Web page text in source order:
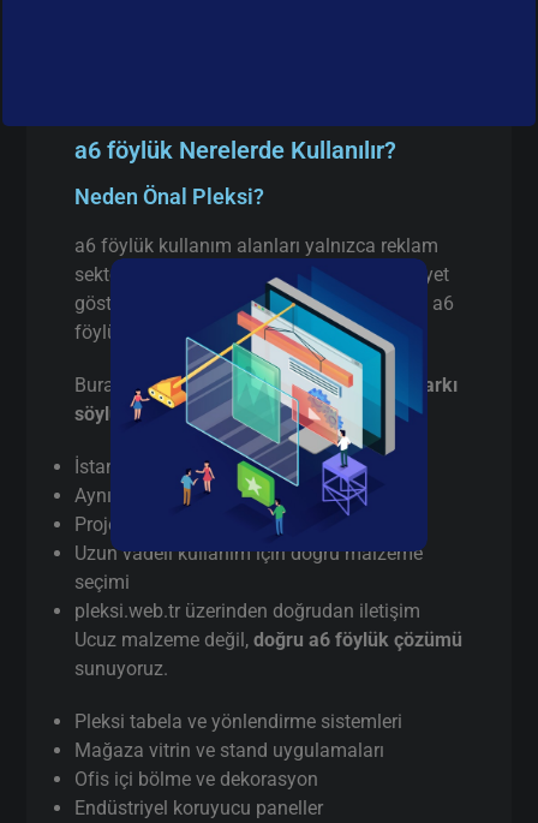
a6 föylük Nerelerde Kullanılır?
Neden Önal Pleksi?
a6 föylük kullanım alanları yalnızca reklam
sektörüyle sınırlı değildir. İstanbul’da faaliyet
gösteren birçok firma aşağıdaki alanlarda a6
föylük tercih etmektedir:
Burada pazarlama yapmıyorum,gerçek farkı
söylüyorum:
İstanbul’da gerçek üretici (aracı değil)
Aynı gün / hızlı terminli a6 föylük kesim
Proje bazlı teknik destek
Uzun vadeli kullanım için doğru malzeme
seçimi
pleksi.web.tr üzerinden doğrudan iletişim
Ucuz malzeme değil,doğru a6 föylük çözümü
sunuyoruz.
Pleksi tabela ve yönlendirme sistemleri
Mağaza vitrin ve stand uygulamaları
Ofis içi bölme ve dekorasyon
Endüstriyel koruyucu paneller